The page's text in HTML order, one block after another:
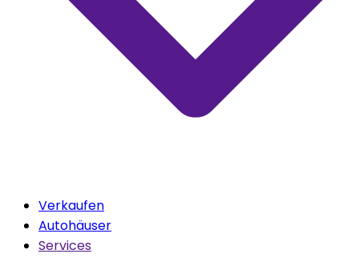
Verkaufen
Autohäuser
Services